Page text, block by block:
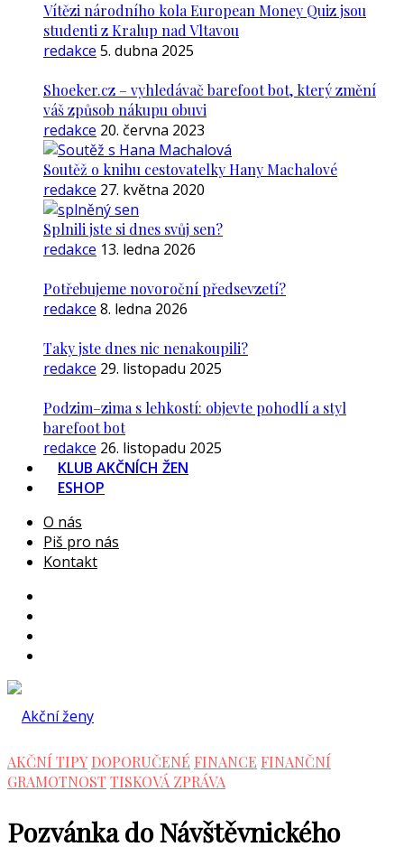
Vítězi národního kola European Money Quiz jsou
studenti z Kralup nad Vltavou
redakce 5. dubna 2025
Shoeker.cz – vyhledávač barefoot bot, který změní
váš způsob nákupu obuvi
redakce 20. června 2023
Soutěž o knihu cestovatelky Hany Machalové
redakce 27. května 2020
Splnili jste si dnes svůj sen?
redakce 13. ledna 2026
Potřebujeme novoroční předsevzetí?
redakce 8. ledna 2026
Taky jste dnes nic nenakoupili?
redakce 29. listopadu 2025
Podzim–zima s lehkostí: objevte pohodlí a styl
barefoot bot
redakce 26. listopadu 2025
KLUB AKČNÍCH ŽEN
ESHOP
O nás
Piš pro nás
Kontakt
AKČNÍ TIPY DOPORUČENÉ FINANCE FINANČNÍ
GRAMOTNOST TISKOVÁ ZPRÁVA
Pozvánka do Návštěvnického